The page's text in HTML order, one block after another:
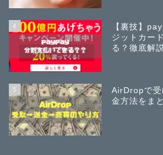
4
【裏技】
ジットカー
る？徹底解説
5
AirDropで受
金方法をま